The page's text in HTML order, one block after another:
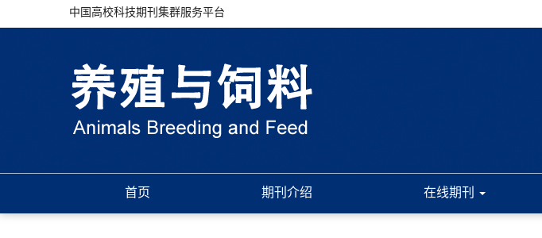
中国高校科技期刊集群服务平台
首页 期刊介绍 在线期刊